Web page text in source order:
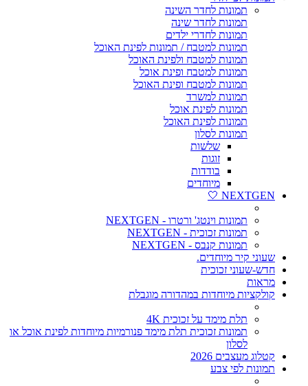
תמונות לחדר השינה
תמונות לחדר שינה
תמונות לחדרי ילדים
תמונות למטבח / תמונות לפינת האוכל
תמונות למטבח ולפינת האוכל
תמונות למטבח ופינת אוכל
תמונות למטבח ופינת האוכל
תמונות למשרד
תמונות לפינת אוכל
תמונות לפינת האוכל
תמונות לסלון
שלשות
זוגות
בודדות
מיוחדים
NEXTGEN 🤍
תמונות וינטג' ורטרו - NEXTGEN
תמונות זכוכית - NEXTGEN
תמונות קנבס - NEXTGEN
שעוני קיר מיוחדים.
חדש-שעוני זכוכית
מראות
קולקציות מיוחדות במהדורה מוגבלת
תלת מימד על זכוכית 4K
תמונות זכוכית תלת מימד פנורמיות מיוחדות לפינת אוכל או
לסלון
קטלוג מעצבים 2026
תמונות לפי צבע